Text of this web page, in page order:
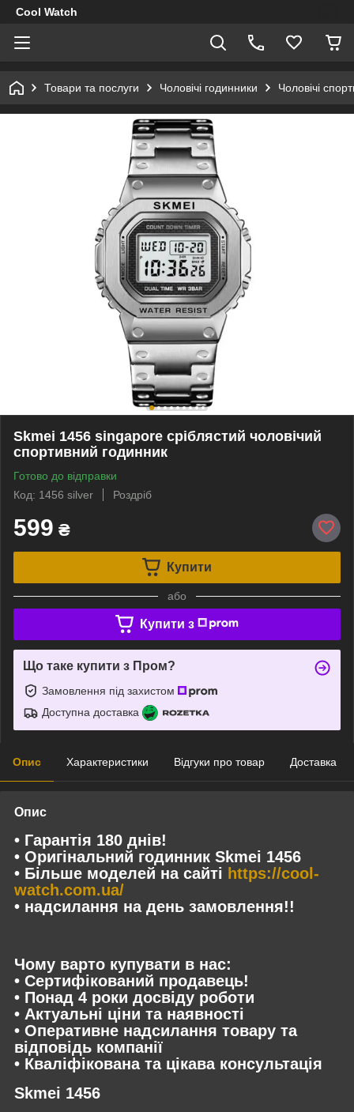
Cool Watch
Товари та послуги Чоловічі годинники Чоловічі
Skmei 1456 singapore сріблястий чоловічий
спортивний годинник
Готово до відправки
Код: 1456 silver
Роздріб
599 ₴
Купити
або
Купити з
Що таке купити з Пром?
Замовлення під захистом
Доступна доставка
Опис Характеристики Відгуки про товар Доставка
Опис
• Гарантія 180 днів!
• Оригінальний годинник Skmei 1456
• Більше моделей на сайті https://cool-
watch.com.ua/
• надсилання на день замовлення!!
Чому варто купувати в нас:
• Сертифікований продавець!
• Понад 4 роки досвіду роботи
• Актуальні ціни та наявності
• Оперативне надсилання товару та
відповідь компанії
• Кваліфікована та цікава консультація
Skmei 1456